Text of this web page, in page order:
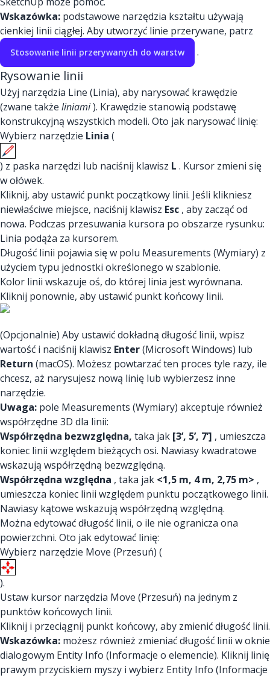
Wskazówka: podstawowe narzędzia kształtu używają
cienkiej linii ciągłej. Aby utworzyć linie przerywane, patrz
Stosowanie linii przerywanych do warstw .
Rysowanie linii
Użyj narzędzia Line (Linia), aby narysować krawędzie
(zwane także liniami). Krawędzie stanowią podstawę
konstrukcyjną wszystkich modeli. Oto jak narysować linię:
Wybierz narzędzie Linia (
) z paska narzędzi lub naciśnij klawisz L . Kursor zmieni się
w ołówek.
Kliknij, aby ustawić punkt początkowy linii. Jeśli klikniesz
niewłaściwe miejsce, naciśnij klawisz Esc , aby zacząć od
nowa. Podczas przesuwania kursora po obszarze rysunku:
Linia podąża za kursorem.
Długość linii pojawia się w polu Measurements (Wymiary) z
użyciem typu jednostki określonego w szablonie.
Kolor linii wskazuje oś, do której linia jest wyrównana.
Kliknij ponownie, aby ustawić punkt końcowy linii.
(Opcjonalnie) Aby ustawić dokładną długość linii, wpisz
wartość i naciśnij klawisz Enter(Microsoft Windows) lub
Return (macOS). Możesz powtarzać ten proces tyle razy, ile
chcesz, aż narysujesz nową linię lub wybierzesz inne
narzędzie.
Uwaga: pole Measurements (Wymiary) akceptuje również
współrzędne 3D dla linii:
Współrzędna bezwzględna, taka jak [3’, 5’, 7’] , umieszcza
koniec linii względem bieżących osi. Nawiasy kwadratowe
wskazują współrzędną bezwzględną.
Współrzędna względna , taka jak <1,5 m, 4 m, 2,75 m> ,
umieszcza koniec linii względem punktu początkowego linii.
Nawiasy kątowe wskazują współrzędną względną.
Można edytować długość linii, o ile nie ogranicza ona
powierzchni. Oto jak edytować linię:
Wybierz narzędzie Move (Przesuń) (
).
Ustaw kursor narzędzia Move (Przesuń) na jednym z
punktów końcowych linii.
Kliknij i przeciągnij punkt końcowy, aby zmienić długość linii.
Wskazówka: możesz również zmieniać długość linii w oknie
dialogowym Entity Info (Informacje o elemencie). Kliknij linię
prawym przyciskiem myszy i wybierz Entity Info (Informacje